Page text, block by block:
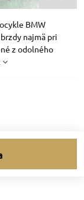
BMW
najmä pri
z odolného